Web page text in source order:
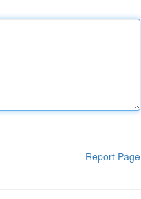
Report Page